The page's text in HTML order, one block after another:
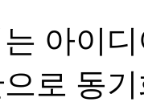
아이
로 동